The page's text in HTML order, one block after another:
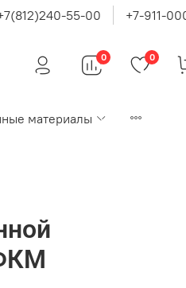
55-00 +7-911-
0 0
материалы